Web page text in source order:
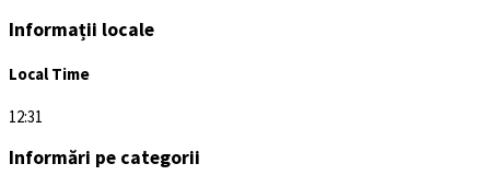
Informații locale
Local Time
12:31
Informări pe categorii